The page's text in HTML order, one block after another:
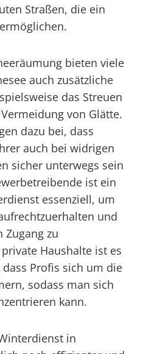
Straßen, die ein
bieten viele
auch zusätzliche
das Streuen
von Glätte.
dazu bei, dass
auch bei widrigen
sicher unterwegs sein
ist ein
essenziell, um
und
Zugang zu
Haushalte ist es
Profis sich um die
sodass man sich
kann.
in